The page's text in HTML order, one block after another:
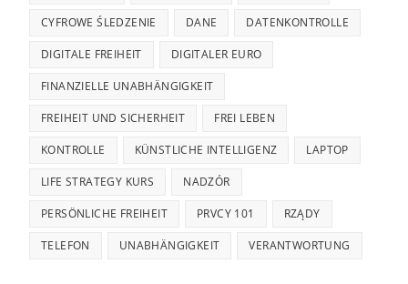
CYFROWE ŚLEDZENIE DANE DATENKONTROLLE
DIGITALE FREIHEIT DIGITALER EURO
FINANZIELLE UNABHÄNGIGKEIT
FREIHEIT UND SICHERHEIT FREI LEBEN
KONTROLLE KÜNSTLICHE INTELLIGENZ LAPTOP
LIFE STRATEGY KURS NADZÓR
PERSÖNLICHE FREIHEIT PRVCY 101 RZĄDY
TELEFON UNABHÄNGIGKEIT VERANTWORTUNG